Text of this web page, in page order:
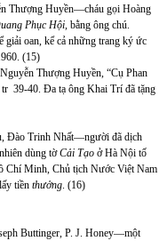
Thượng Huyền—cháu gọi Hoàng
Phục Hội, bằng ông chú.
giải oan, kể cả những trang ký ức
(15)
Thượng Huyền, “Cụ Phan
tr 39-40. Đa tạ ông Khai Trí đã tặng
Đào Trinh Nhất—người đã dịch
dùng tờCải Tạo ở Hà Nội tố
Chí Minh, Chủ tịch Nước Việt Nam
tiền thưởng. (16)
Buttinger, P. J. Honey—một